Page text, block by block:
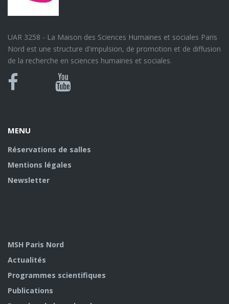
UAR 3258 - La Maison des Sciences Humaines et sociales Paris
Nord est une structure d'impulsion, de promotion et de diffusion
de la recherche en sciences humaines et sociales.
Bluesky
Canal
MENU
Réservations de salles
Mentions légales
Newsletter
MSH Paris Nord
Actualités
Programmes scientifiques
Publications